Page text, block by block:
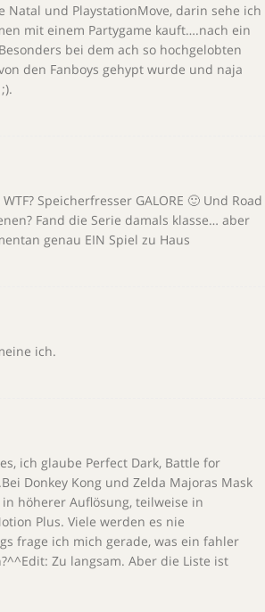
und PlaystationMove, darin sehe ich
mit einem Partygame kauft….nach ein
bei dem ach so hochgelobten
den Fanboys gehypt wurde und naja
Speicherfresser GALORE 🙂 Und Road
Fand die Serie damals klasse… aber
genau EIN Spiel zu Haus
ich.
ich glaube Perfect Dark, Battle for
Donkey Kong und Zelda Majoras Mask
in höherer Auflösung, teilweise in
Plus. Viele werden es nie
frage ich mich gerade, was ein fahler
Zu langsam. Aber die Liste ist